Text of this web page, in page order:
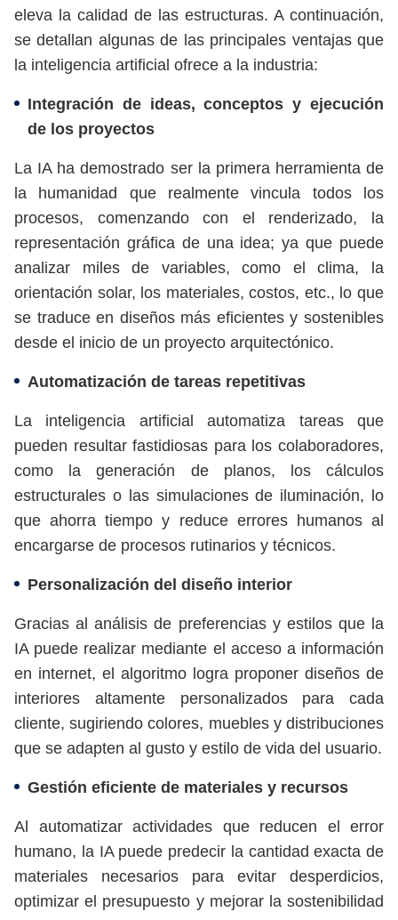
eleva la calidad de las estructuras. A continuación,
se detallan algunas de las principales ventajas que
la inteligencia artificial ofrece a la industria:
Integración de ideas, conceptos y ejecución
de los proyectos
La IA ha demostrado ser la primera herramienta de
la humanidad que realmente vincula todos los
procesos, comenzando con el renderizado, la
representación gráfica de una idea; ya que puede
analizar miles de variables, como el clima, la
orientación solar, los materiales, costos, etc., lo que
se traduce en diseños más eficientes y sostenibles
desde el inicio de un proyecto arquitectónico.
Automatización de tareas repetitivas
La inteligencia artificial automatiza tareas que
pueden resultar fastidiosas para los colaboradores,
como la generación de planos, los cálculos
estructurales o las simulaciones de iluminación, lo
que ahorra tiempo y reduce errores humanos al
encargarse de procesos rutinarios y técnicos.
Personalización del diseño interior
Gracias al análisis de preferencias y estilos que la
IA puede realizar mediante el acceso a información
en internet, el algoritmo logra proponer diseños de
interiores altamente personalizados para cada
cliente, sugiriendo colores, muebles y distribuciones
que se adapten al gusto y estilo de vida del usuario.
Gestión eficiente de materiales y recursos
Al automatizar actividades que reducen el error
humano, la IA puede predecir la cantidad exacta de
materiales necesarios para evitar desperdicios,
optimizar el presupuesto y mejorar la sostenibilidad